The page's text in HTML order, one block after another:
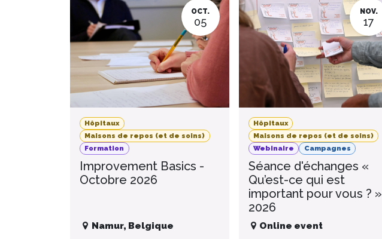
OCT.
05
Hôpitaux
Maisons de repos (et de soins)
Formation
Improvement Basics -
Octobre 2026
Namur, Belgique
NOV.
17
Hôpitaux
Maisons de repos (et de soins)
Webinaire
Campagnes
Séance d'échanges «
Qu’est-ce qui est
important pour vous ? »
2026
Online event